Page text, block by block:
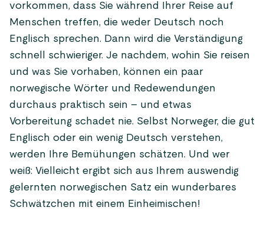
vorkommen, dass Sie während Ihrer Reise auf
Menschen treffen, die weder Deutsch noch
Englisch sprechen. Dann wird die Verständigung
schnell schwieriger. Je nachdem, wohin Sie reisen
und was Sie vorhaben, können ein paar
norwegische Wörter und Redewendungen
durchaus praktisch sein – und etwas
Vorbereitung schadet nie. Selbst Norweger, die gut
Englisch oder ein wenig Deutsch verstehen,
werden Ihre Bemühungen schätzen. Und wer
weiß: Vielleicht ergibt sich aus Ihrem auswendig
gelernten norwegischen Satz ein wunderbares
Schwätzchen mit einem Einheimischen!